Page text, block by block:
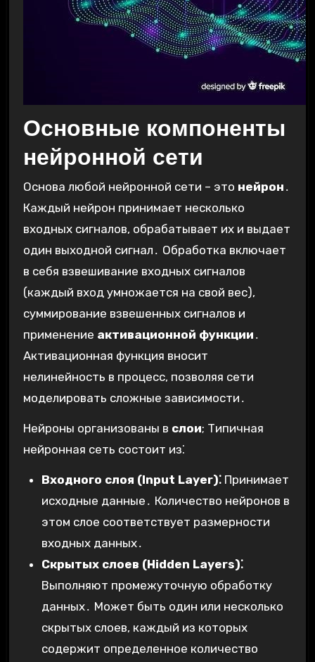
Основные компоненты
нейронной сети
Основа любой нейронной сети – это нейрон ․
Каждый нейрон принимает несколько
входных сигналов, обрабатывает их и выдает
один выходной сигнал․ Обработка включает
в себя взвешивание входных сигналов
(каждый вход умножается на свой вес),
суммирование взвешенных сигналов и
применение активационной функции ․
Активационная функция вносит
нелинейность в процесс, позволяя сети
моделировать сложные зависимости․
Нейроны организованы в слои; Типичная
нейронная сеть состоит из⁚
Входного слоя (Input Layer)⁚Принимает
исходные данные․ Количество нейронов в
этом слое соответствует размерности
входных данных․
Скрытых слоев (Hidden Layers)⁚
Выполняют промежуточную обработку
данных․ Может быть один или несколько
скрытых слоев, каждый из которых
содержит определенное количество